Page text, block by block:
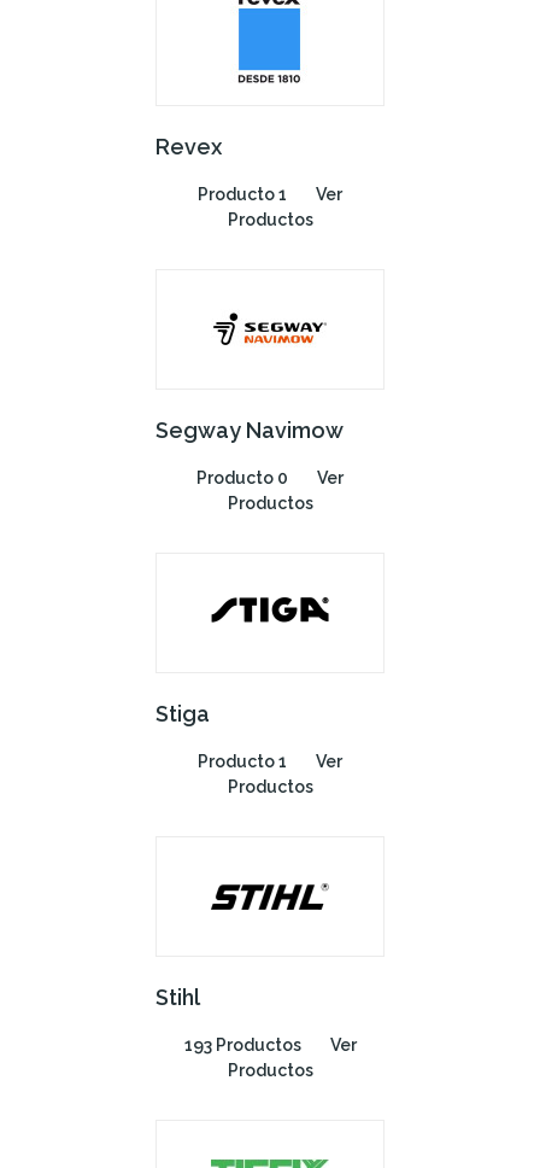
Revex
Producto 1
Ver
Productos
Segway Navimow
Producto 0
Ver
Productos
Stiga
Producto 1
Ver
Productos
Stihl
193 Productos
Ver
Productos